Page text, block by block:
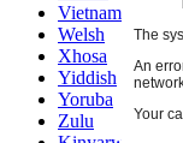
Vietnamese
Welsh
Xhosa
Yiddish
Yoruba
Zulu